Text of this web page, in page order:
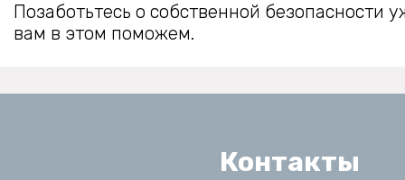
Позаботьтесь о собственной безопасности
вам в этом поможем.
Контакты